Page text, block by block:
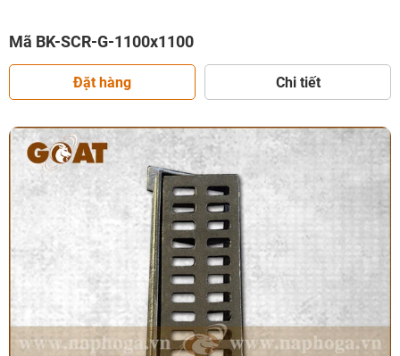
Mã BK-SCR-G-1100x1100
Đặt hàng Chi tiết